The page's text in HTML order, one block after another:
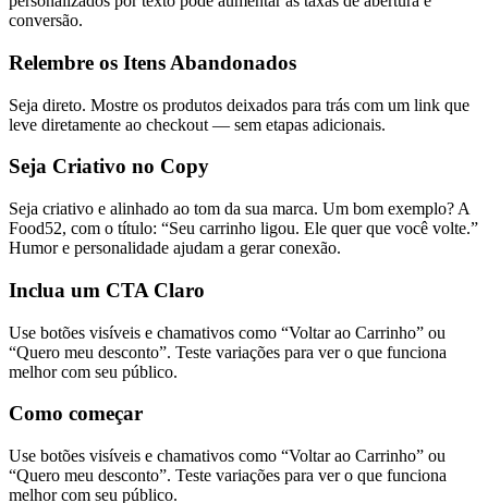
conversão.
Relembre os Itens Abandonados
Seja direto. Mostre os produtos deixados para trás com um link que
leve diretamente ao checkout — sem etapas adicionais.
Seja Criativo no Copy
Seja criativo e alinhado ao tom da sua marca. Um bom exemplo? A
Food52, com o título: “Seu carrinho ligou. Ele quer que você volte.”
Humor e personalidade ajudam a gerar conexão.
Inclua um CTA Claro
Use botões visíveis e chamativos como “Voltar ao Carrinho” ou
“Quero meu desconto”. Teste variações para ver o que funciona
melhor com seu público.
Como começar
Use botões visíveis e chamativos como “Voltar ao Carrinho” ou
“Quero meu desconto”. Teste variações para ver o que funciona
melhor com seu público.